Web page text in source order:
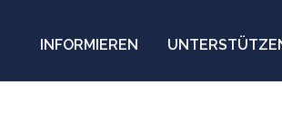
INFORMIEREN